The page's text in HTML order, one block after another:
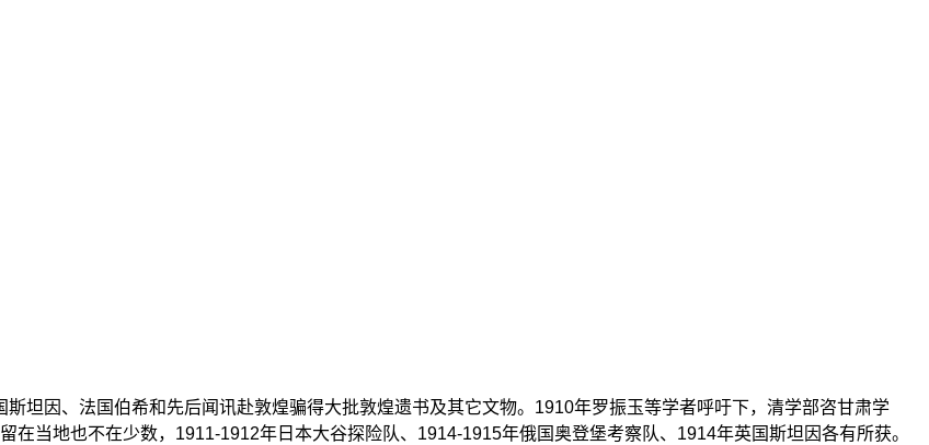
坦因、法国伯希和先后闻讯赴敦煌骗得大批敦煌遗书及其它文物。1910年罗振玉等学者呼吁下，清学部咨甘肃学
在当地也不在少数，1911-1912年日本大谷探险队、1914-1915年俄国奥登堡考察队、1914年英国斯坦因各有所获。